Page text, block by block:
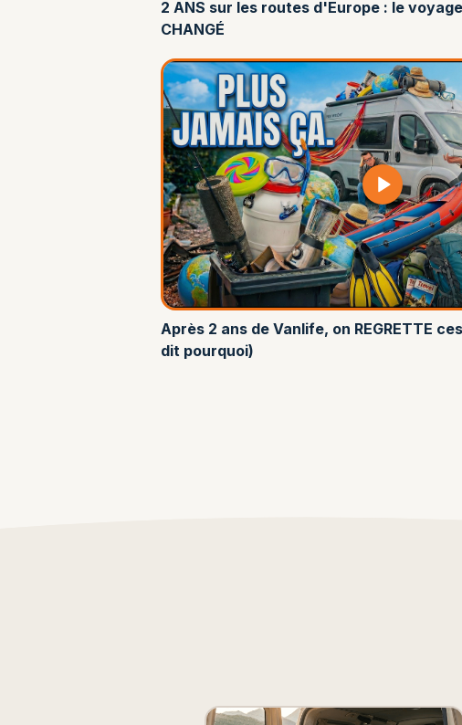
2 ANS sur les routes d'Europe : le
CHANGÉ
Après 2 ans de Vanlife, on REGRETTE
dit pourquoi)